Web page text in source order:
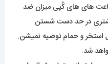
های های کُپی میزان ضد
در حد دست شستن
استخر و حمام توصیه نمیشن.
شد.